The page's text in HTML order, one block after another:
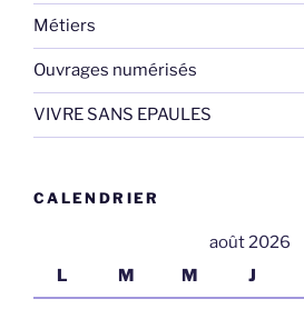
Métiers
Ouvrages numérisés
VIVRE SANS EPAULES
CALENDRIER
août 2026
L
M M J